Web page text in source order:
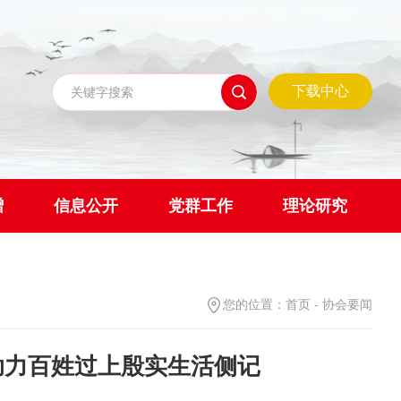
下载中心
信息公开 党群工作 理论研究
您的位置： 首页 - 协会要闻
百姓过上殷实生活侧记